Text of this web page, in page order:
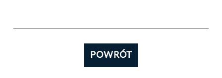
POWRÓT